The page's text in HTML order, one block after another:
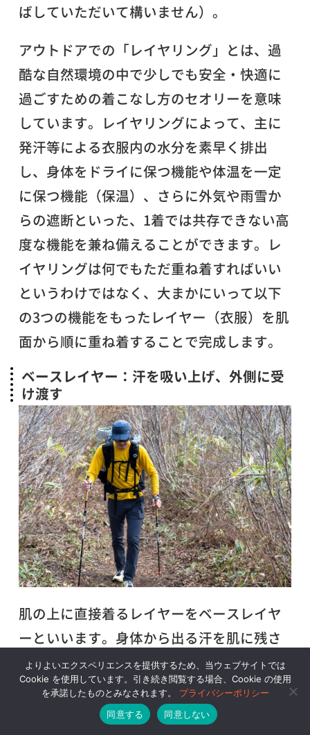
ばしていただいて構いません）。
アウトドアでの「レイヤリング」とは、過
酷な自然環境の中で少しでも安全・快適に
過ごすための着こなし方のセオリーを意味
しています。レイヤリングによって、主に
発汗等による衣服内の水分を素早く排出
し、身体をドライに保つ機能や体温を一定
に保つ機能（保温）、さらに外気や雨雪か
らの遮断といった、1着では共存できない高
度な機能を兼ね備えることができます。レ
イヤリングは何でもただ重ね着すればいい
というわけではなく、大まかにいって以下
の3つの機能をもったレイヤー（衣服）を肌
面から順に重ね着することで完成します。
ベースレイヤー：汗を吸い上げ、外側に受
け渡す
肌の上に直接着るレイヤーをベースレイヤ
ーといいます。身体から出る汗を肌に残さ
ないように吸い上げて外に逃がす（上のレ
イヤーに受け渡す）ことで、肌面をドライ
に、そして体温を一定に保ちやすくしてく
よりよいエクスペリエンスを提供するため、当ウェブサイトでは
Cookie を使用しています。引き続き閲覧する場合、Cookie の使用
を承諾したものとみなされます。 プライバシーポリシー
同意する
同意しない